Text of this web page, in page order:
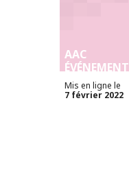
AAC
ÉVÉNEMENT
Mis en ligne le
7 février 2022